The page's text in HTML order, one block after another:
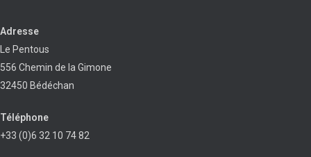
Adresse
Le Pentous
556 Chemin de la Gimone
32450 Bédéchan
Téléphone
+33 (0)6 32 10 74 82